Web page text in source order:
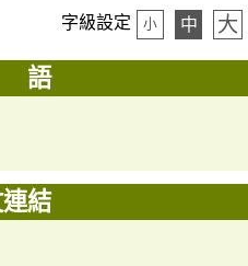
字級設定 小 中 大
語
結